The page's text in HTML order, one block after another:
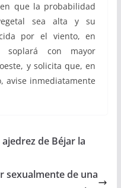
que la probabilidad
sea alta y su
por el viento, en
con mayor
y solicita que, en
avise inmediatamente
de Béjar la
sexualmente de una